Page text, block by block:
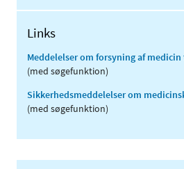
Links
Meddelelser om forsyning af
(med søgefunktion)
Sikkerhedsmeddelelser om
(med søgefunktion)